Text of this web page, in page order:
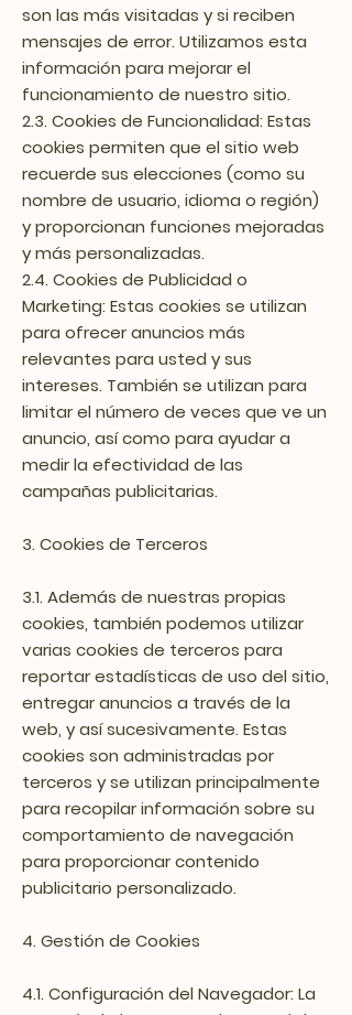
son las más visitadas y si reciben
mensajes de error. Utilizamos esta
información para mejorar el
funcionamiento de nuestro sitio.
2.3. Cookies de Funcionalidad: Estas
cookies permiten que el sitio web
recuerde sus elecciones (como su
nombre de usuario, idioma o región)
y proporcionan funciones mejoradas
y más personalizadas.
2.4. Cookies de Publicidad o
Marketing: Estas cookies se utilizan
para ofrecer anuncios más
relevantes para usted y sus
intereses. También se utilizan para
limitar el número de veces que ve un
anuncio, así como para ayudar a
medir la efectividad de las
campañas publicitarias.
3. Cookies de Terceros
3.1. Además de nuestras propias
cookies, también podemos utilizar
varias cookies de terceros para
reportar estadísticas de uso del sitio,
entregar anuncios a través de la
web, y así sucesivamente. Estas
cookies son administradas por
terceros y se utilizan principalmente
para recopilar información sobre su
comportamiento de navegación
para proporcionar contenido
publicitario personalizado.
4. Gestión de Cookies
4.1. Configuración del Navegador: La